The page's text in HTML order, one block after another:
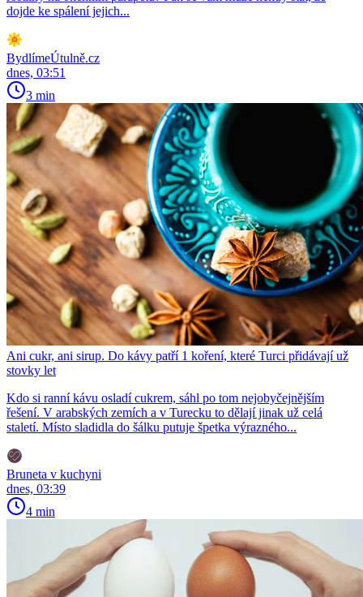
dojde ke spálení jejich...
BydlímeÚtulně.cz
dnes, 03:51
3 min
Ani cukr, ani sirup. Do kávy patří 1 koření, které Turci přidávají už
stovky let
Kdo si ranní kávu osladí cukrem, sáhl po tom nejobyčejnějším
řešení. V arabských zemích a v Turecku to dělají jinak už celá
staletí. Místo sladidla do šálku putuje špetka výrazného...
Bruneta v kuchyni
dnes, 03:39
4 min